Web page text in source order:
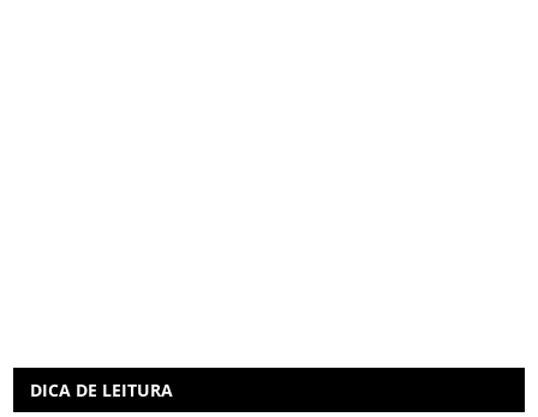
DICA DE LEITURA